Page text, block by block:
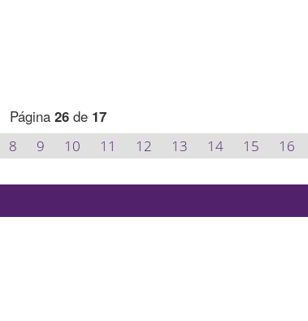
Página 26de 17
8 9 10 11 12 13 14 15 16